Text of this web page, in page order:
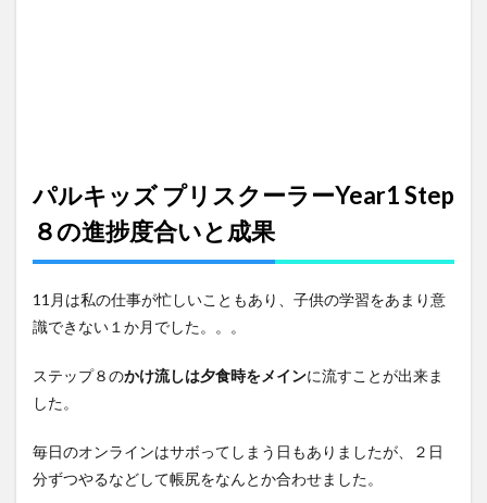
語の
成果
パルキッズ プリスクーラーYear1 Step
８の進捗度合いと成果
11月は私の仕事が忙しいこともあり、子供の学習をあまり意
識できない１か月でした。。。
ステップ８のかけ流しは夕食時をメインに流すことが出来ま
した。
毎日のオンラインはサボってしまう日もありましたが、２日
分ずつやるなどして帳尻をなんとか合わせました。